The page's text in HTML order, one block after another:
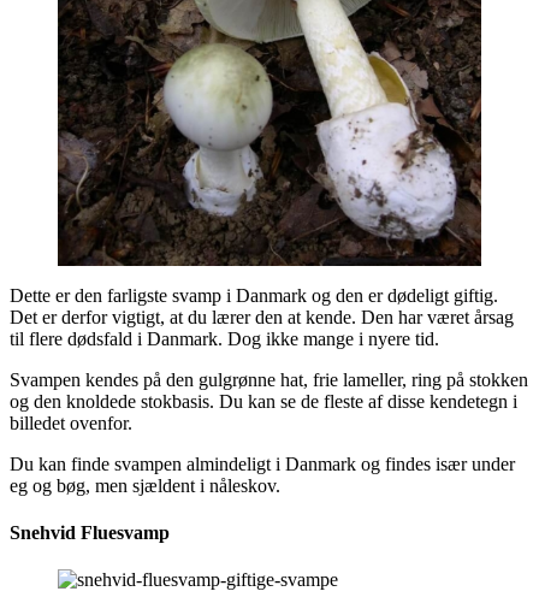
Dette er den farligste svamp i Danmark og den er dødeligt giftig.
Det er derfor vigtigt, at du lærer den at kende. Den har været årsag
til flere dødsfald i Danmark. Dog ikke mange i nyere tid.
Svampen kendes på den gulgrønne hat, frie lameller, ring på stokken
og den knoldede stokbasis. Du kan se de fleste af disse kendetegn i
billedet ovenfor.
Du kan finde svampen almindeligt i Danmark og findes især under
eg og bøg, men sjældent i nåleskov.
Snehvid Fluesvamp